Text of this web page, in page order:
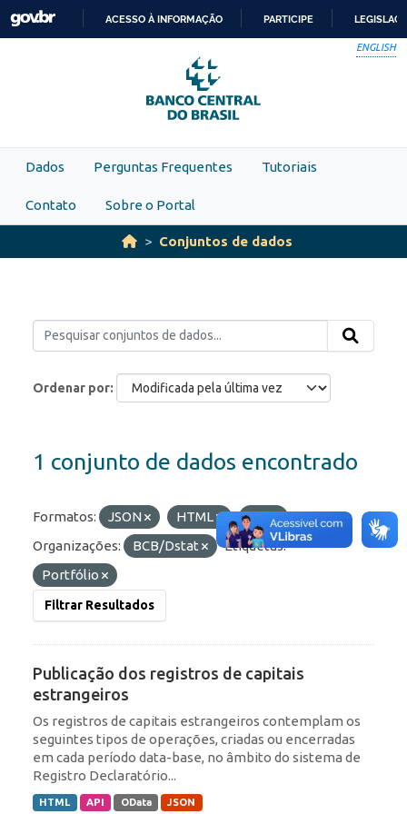
Skip to main content
PARA
O
CONTEÚDO
ACESSO À INFORMAÇÃO PARTICIPE
ENGLISH
Dados Perguntas Frequentes Tutoriais
Contato Sobre o Portal
Conjuntos de dados
Ordenar por
1 conjunto de dados encontrado
Formatos: JSON HTML
API
Organizações:
BCB/Dstat
Etiquetas:
Portfólio
Filtrar Resultados
Publicação dos registros de capitais
estrangeiros
Os registros de capitais estrangeiros contemplam os
seguintes tipos de operações, criadas ou encerradas
em cada período data-base, no âmbito do sistema de
Registro Declaratório...
HTML API OData JSON